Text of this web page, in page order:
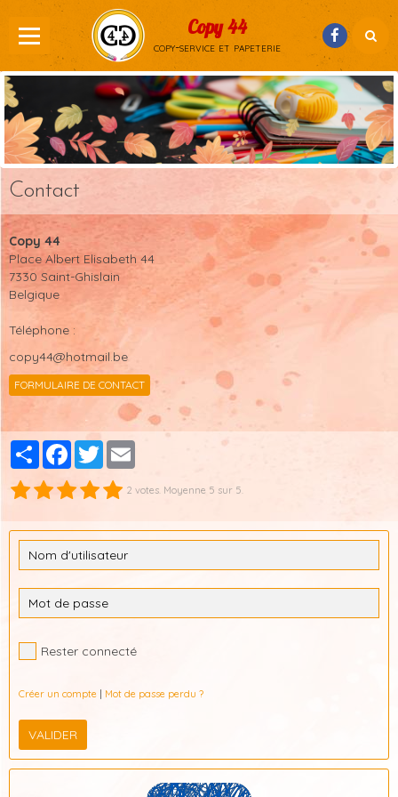
Copy 44
copy-service et papeterie
Contact
Copy 44
Place Albert Elisabeth 44
7330 Saint-Ghislain
Belgique
Téléphone :
copy44@hotmail.be
FORMULAIRE DE CONTACT
PartagerFacebook
Twitter
2 votes. Moyenne 5 sur 5.
Rester connecté
Créer un compte | Mot de passe perdu ?
VALIDER